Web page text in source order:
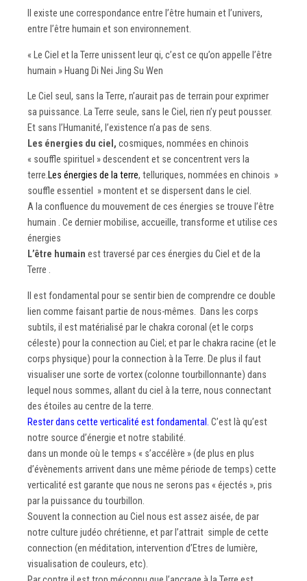
Il existe une correspondance entre l’être humain et l’univers,
entre l’être humain et son environnement.
« Le Ciel et la Terre unissent leur qi, c’est ce qu’on appelle l’être
humain » Huang Di Nei Jing Su Wen
Le Ciel seul, sans la Terre, n’aurait pas de terrain pour exprimer
sa puissance. La Terre seule, sans le Ciel, rien n’y peut pousser.
Et sans l’Humanité, l’existence n’a pas de sens.
Les énergies du ciel, cosmiques, nommées en chinois
« souffle spirituel » descendent et se concentrent vers la
terre.Les énergies de la terre, telluriques, nommées en chinois »
souffle essentiel » montent et se dispersent dans le ciel.
A la confluence du mouvement de ces énergies se trouve l’être
humain . Ce dernier mobilise, accueille, transforme et utilise ces
énergies
L’être humain est traversé par ces énergies du Ciel et de la
Terre .
Il est fondamental pour se sentir bien de comprendre ce double
lien comme faisant partie de nous-mêmes. Dans les corps
subtils, il est matérialisé par le chakra coronal (et le corps
céleste) pour la connection au Ciel; et par le chakra racine (et le
corps physique) pour la connection à la Terre. De plus il faut
visualiser une sorte de vortex (colonne tourbillonnante) dans
lequel nous sommes, allant du ciel à la terre, nous connectant
des étoiles au centre de la terre.
Rester dans cette verticalité est fondamental. C’est là qu’est
notre source d’énergie et notre stabilité.
dans un monde où le temps « s’accélère » (de plus en plus
d’évènements arrivent dans une même période de temps) cette
verticalité est garante que nous ne serons pas « éjectés », pris
par la puissance du tourbillon.
Souvent la connection au Ciel nous est assez aisée, de par
notre culture judéo chrétienne, et par l’attrait simple de cette
connection (en méditation, intervention d’Etres de lumière,
visualisation de couleurs, etc).